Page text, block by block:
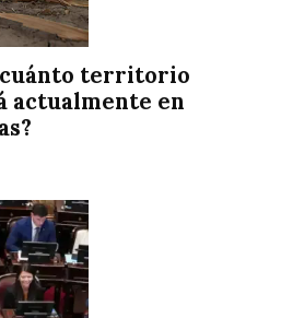
territorio
actualmente en